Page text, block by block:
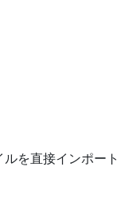
を直接インポート